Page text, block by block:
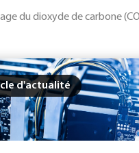
du dioxyde de carbone
d'actualité